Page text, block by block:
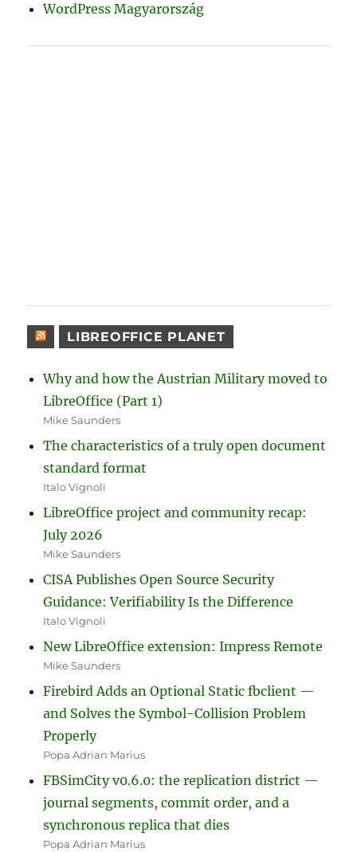
WordPress Magyarország
LIBREOFFICE PLANET
Why and how the Austrian Military moved to
LibreOffice (Part 1)
Mike Saunders
The characteristics of a truly open document
standard format
Italo Vignoli
LibreOffice project and community recap:
July 2026
Mike Saunders
CISA Publishes Open Source Security
Guidance: Verifiability Is the Difference
Italo Vignoli
New LibreOffice extension: Impress Remote
Mike Saunders
Firebird Adds an Optional Static fbclient —
and Solves the Symbol-Collision Problem
Properly
Popa Adrian Marius
FBSimCity v0.6.0: the replication district —
journal segments, commit order, and a
synchronous replica that dies
Popa Adrian Marius